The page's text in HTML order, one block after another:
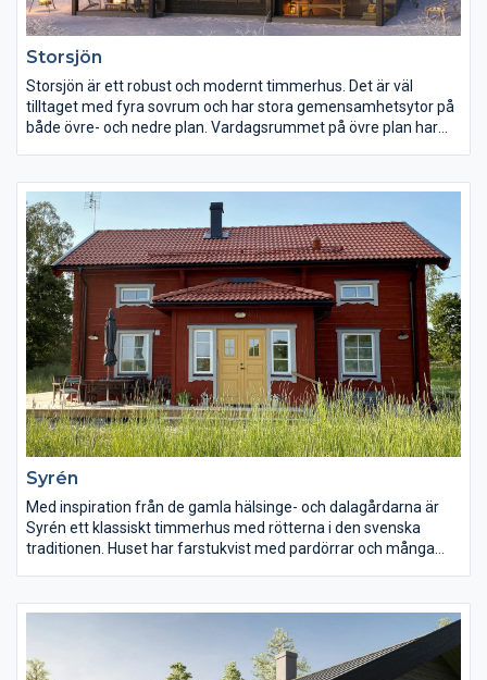
Storsjön
Storsjön är ett robust och modernt timmerhus. Det är väl
tilltaget med fyra sovrum och har stora gemensamhetsytor på
både övre- och nedre plan. Vardagsrummet på övre plan har
modellen lika bra i stadsnära lägen.
Syrén
Med inspiration från de gamla hälsinge- och dalagårdarna är
Syrén ett klassiskt timmerhus med rötterna i den svenska
traditionen. Huset har farstukvist med pardörrar och många
träkänsla med ett modernt och lättskött boende.